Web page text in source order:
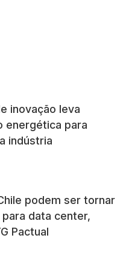
inovação leva
energética para
indústria
podem ser tornar
data center,
Pactual